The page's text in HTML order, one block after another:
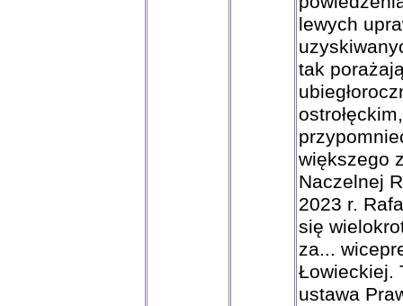
lewych
tak
większego
Naczelnej
2023 r.
się
za...
Łowieckiej.
ustawa